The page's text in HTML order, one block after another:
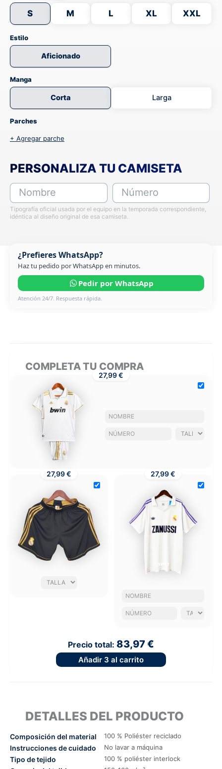
S M L XL XXL
Estilo
Aficionado
Manga
Corta Larga
Parches
+ Agregar parche
PERSONALIZA TU CAMISETA
Nombre Número
Tipografía oficial usada por el equipo en la temporada correspondiente,
idéntica al diseño original de esa camiseta.
¿Prefieres WhatsApp?
Haz tu pedido por WhatsApp en minutos.
Pedir por WhatsApp
Atención 24/7. Respuesta rápida.
COMPLETA TU COMPRA
27,99 €
27,99 € 27,99 €
Precio total: 83,97 €
Añadir 3 al carrito
DETALLES DEL PRODUCTO
Composición del material 100 % Poliéster reciclado
Instrucciones de cuidado No lavar a máquina
Tipo de tejido 100 % poliéster interlock